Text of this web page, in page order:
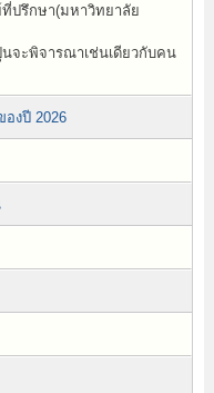
ที่ปรึกษา(มหาวิทยาลัย
จะพิจารณาเช่นเดียวกับคน
งปี 2026